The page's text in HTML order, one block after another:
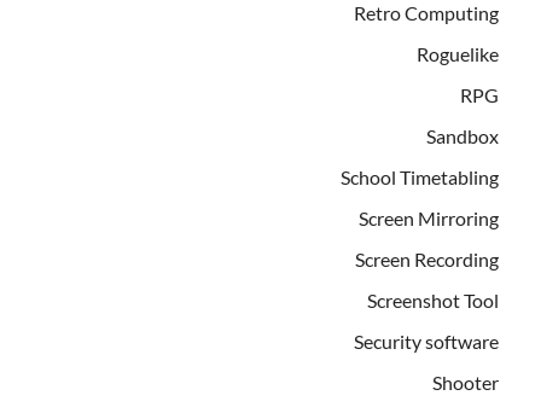
Retro Computing
Roguelike
RPG
Sandbox
School Timetabling
Screen Mirroring
Screen Recording
Screenshot Tool
Security software
Shooter